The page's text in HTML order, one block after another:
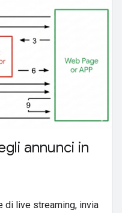
annunci in
di live streaming, invia